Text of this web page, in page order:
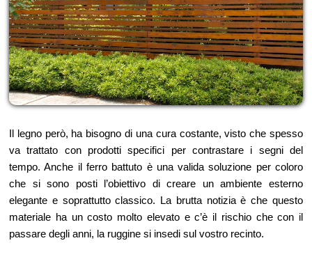
Il legno però, ha bisogno di una cura costante, visto che spesso
va trattato con prodotti specifici per contrastare i segni del
tempo. Anche il ferro battuto è una valida soluzione per coloro
che si sono posti l’obiettivo di creare un ambiente esterno
elegante e soprattutto classico. La brutta notizia è che questo
materiale ha un costo molto elevato e c’è il rischio che con il
passare degli anni, la ruggine si insedi sul vostro recinto.